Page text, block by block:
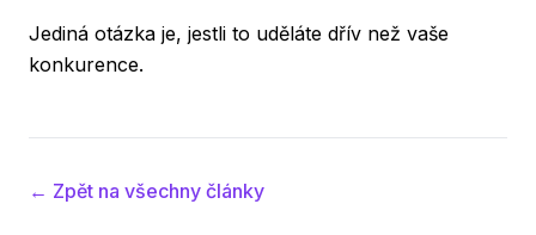
Jediná otázka je, jestli to uděláte dřív než vaše
konkurence.
← Zpět na všechny články